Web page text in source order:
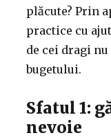
plăcute? Prin
practice cu
de cei dragi
bugetului.
Sfatul 1:
nevoie